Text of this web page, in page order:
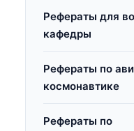
Рефераты для
кафедры
Рефераты по
космонавтике
Рефераты по